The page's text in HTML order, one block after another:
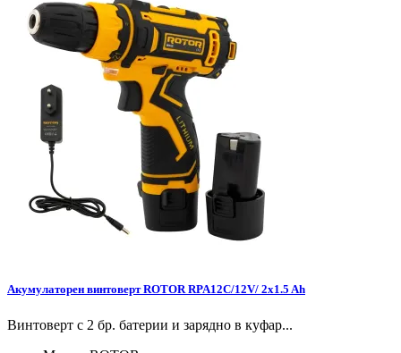
Акумулаторен винтоверт ROTOR RPA12C/12V/ 2x1.5 Ah
Винтоверт с 2 бр. батерии и зарядно в куфар...